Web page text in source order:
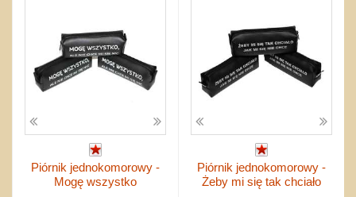
Piórnik jednokomorowy -
Mogę wszystko
Piórnik jednokomorowy -
Żeby mi się tak chciało